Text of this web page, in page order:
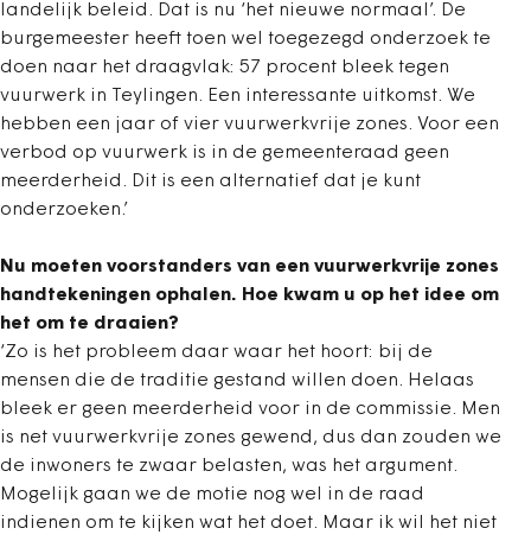
landelijk beleid. Dat is nu ‘het nieuwe normaal’. De
burgemeester heeft toen wel toegezegd onderzoek te
doen naar het draagvlak: 57 procent bleek tegen
vuurwerk in Teylingen. Een interessante uitkomst. We
hebben een jaar of vier vuurwerkvrije zones. Voor een
verbod op vuurwerk is in de gemeenteraad geen
meerderheid. Dit is een alternatief dat je kunt
onderzoeken.’
Nu moeten voorstanders van een vuurwerkvrije zones
handtekeningen ophalen. Hoe kwam u op het idee om
het om te draaien?
‘Zo is het probleem daar waar het hoort: bij de
mensen die de traditie gestand willen doen. Helaas
bleek er geen meerderheid voor in de commissie. Men
is net vuurwerkvrije zones gewend, dus dan zouden we
de inwoners te zwaar belasten, was het argument.
Mogelijk gaan we de motie nog wel in de raad
indienen om te kijken wat het doet. Maar ik wil het niet